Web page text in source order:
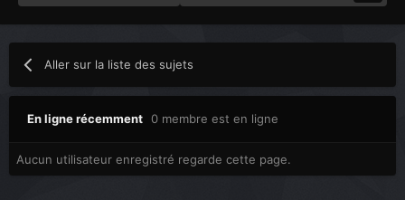
Aller sur la liste des sujets
En ligne récemment 0 membre est en ligne
Aucun utilisateur enregistré regarde cette page.